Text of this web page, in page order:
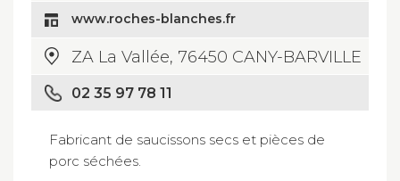
www.roches-blanches.fr
ZA La Vallée, 76450 CANY-BARVILLE
02 35 97 78 11
Fabricant de saucissons secs et pièces de
porc séchées.